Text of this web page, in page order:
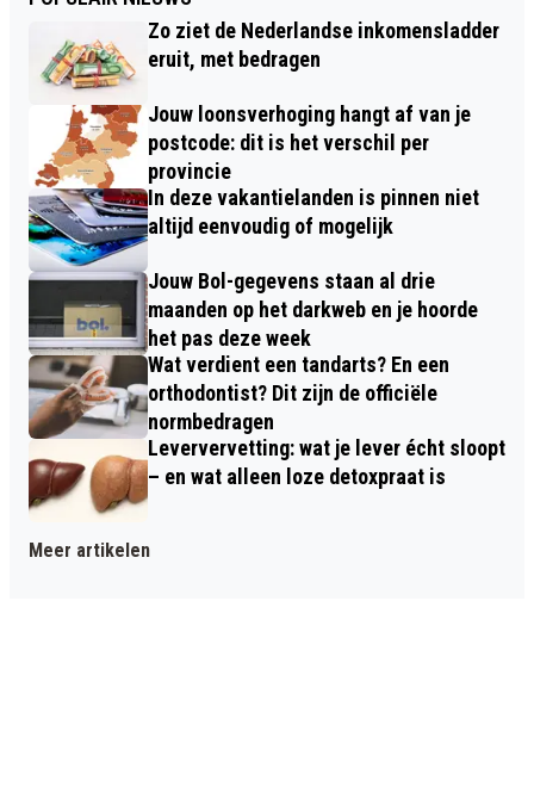
Zo ziet de Nederlandse inkomensladder
eruit, met bedragen
Jouw loonsverhoging hangt af van je
postcode: dit is het verschil per
provincie
In deze vakantielanden is pinnen niet
altijd eenvoudig of mogelijk
Jouw Bol-gegevens staan al drie
maanden op het darkweb en je hoorde
het pas deze week
Wat verdient een tandarts? En een
orthodontist? Dit zijn de officiële
normbedragen
Leververvetting: wat je lever écht sloopt
– en wat alleen loze detoxpraat is
Meer artikelen